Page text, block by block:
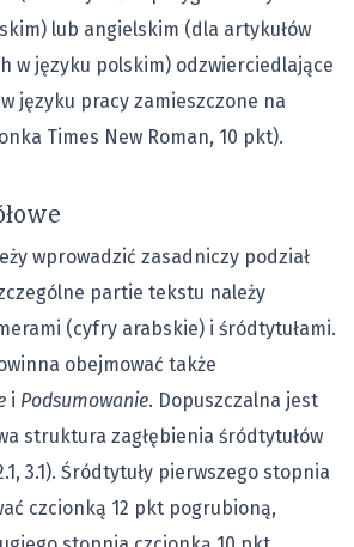
lub angielskim (dla artykułów
w języku polskim) odzwierciedlające
języku pracy zamieszczone na
Times New Roman, 10 pkt).
wprowadzić zasadniczy podział
partie tekstu należy
(cyfry arabskie) i śródtytułami.
obejmować także
i Podsumowanie. Dopuszczalna jest
struktura zagłębienia śródtytułów
3.1). Śródtytuły pierwszego stopnia
czcionką 12 pkt pogrubioną,